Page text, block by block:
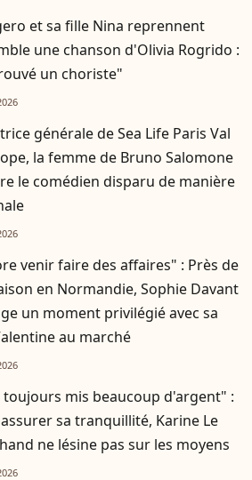
et sa fille Nina reprennent
une chanson d'Olivia Rogrido :
un choriste"
générale de Sea Life Paris Val
la femme de Bruno Salomone
le comédien disparu de manière
venir faire des affaires" : Près de
en Normandie, Sophie Davant
un moment privilégié avec sa
au marché
toujours mis beaucoup d'argent" :
sa tranquillité, Karine Le
ne lésine pas sur les moyens